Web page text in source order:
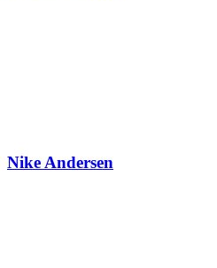
Nike Andersen